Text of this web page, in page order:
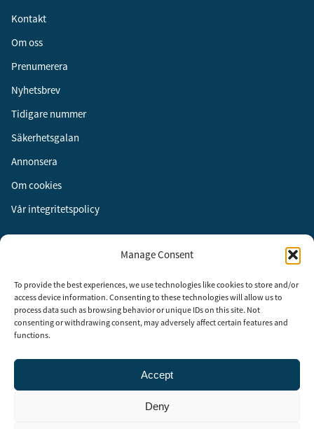
Manage Consent
To provide the best experiences, we use technologies like cookies to store and/or
access device information. Consenting to these technologies will allow us to
process data such as browsing behavior or unique IDs on this site. Not
consenting or withdrawing consent, may adversely affect certain features and
functions.
Accept
Deny
Kontakt
Om oss
Prenumerera
Nyhetsbrev
Tidigare nummer
Säkerhetsgalan
Annonsera
Om cookies
Vår integritetspolicy
Instagram
LinkedIn
Säkerhet år 2003 för att stimulera, utveckla och informera om